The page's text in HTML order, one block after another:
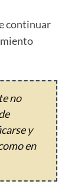
continuar
no
y
en